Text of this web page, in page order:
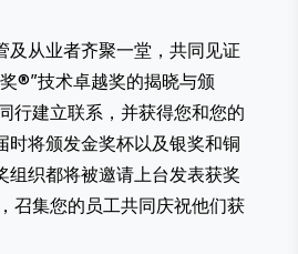
及从业者齐聚一堂，共同见证
®”技术卓越奖的揭晓与颁
行建立联系，并获得您和您的
时将颁发金奖杯以及银奖和铜
组织都将被邀请上台发表获奖
召集您的员工共同庆祝他们获